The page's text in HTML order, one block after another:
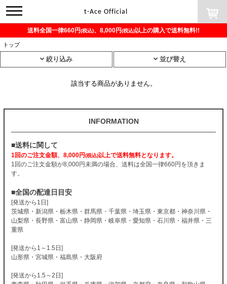
toggle
navigation
t-Ace Official
送料全国一律660円(税込)、8,000円(税込)以上の購入で送料無料!!
トップ
絞り込み 並び替え
該当する商品がありません。
INFORMATION
■送料に関して
1回のご注文金額、8,000円(税込)以上で送料無料となります。
1回のご注文金額が8,000円未満の場合、送料は全国一律660円を頂きま
す。
■全国の配達日目安
[発送から1日]
茨城県・新潟県・栃木県・群馬県・千葉県・埼玉県・東京都・神奈川県・
山梨県・長野県・富山県・静岡県・岐阜県・愛知県・石川県・福井県・三
重県
[発送から1～1.5日]
山形県・宮城県・福島県・大阪府
[発送から1.5～2日]